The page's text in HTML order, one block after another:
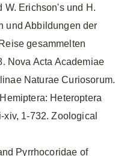
W. Erichson's und H.
und Abbildungen der
gesammelten
Nova Acta Academiae
Naturae Curiosorum.
Heteroptera
1-732. Zoological
Pyrrhocoridae of